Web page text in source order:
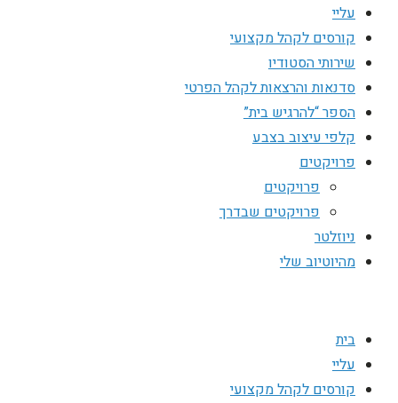
עליי
קורסים לקהל מקצועי
שירותי הסטודיו
סדנאות והרצאות לקהל הפרטי
הספר “להרגיש בית”
קלפי עיצוב בצבע
פרויקטים
פרויקטים
פרויקטים שבדרך
ניוזלטר
מהיוטיוב שלי
בית
עליי
קורסים לקהל מקצועי